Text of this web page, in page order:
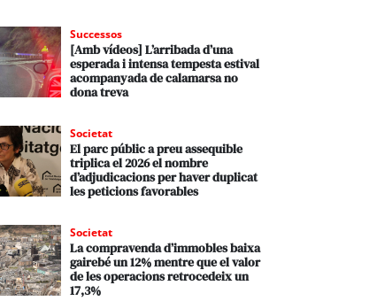
Successos
[Amb vídeos] L’arribada d’una
esperada i intensa tempesta estival
acompanyada de calamarsa no
dona treva
Societat
El parc públic a preu assequible
triplica el 2026 el nombre
d’adjudicacions per haver duplicat
les peticions favorables
Societat
La compravenda d’immobles baixa
gairebé un 12% mentre que el valor
de les operacions retrocedeix un
17,3%